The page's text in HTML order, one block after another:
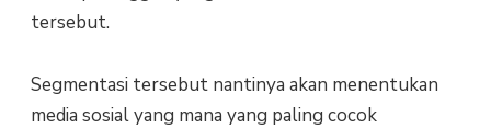
tersebut.
Segmentasi tersebut nantinya akan menentukan
media sosial yang mana yang paling cocok